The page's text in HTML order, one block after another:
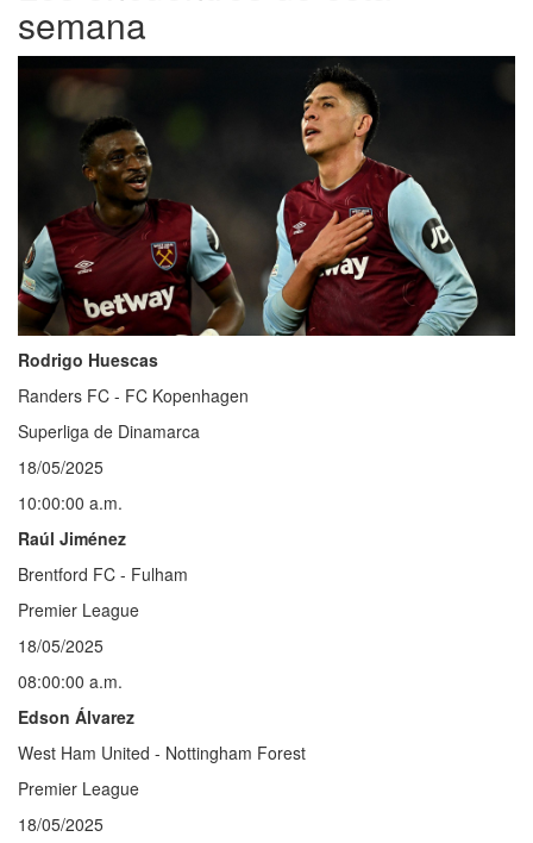
semana
Rodrigo Huescas
Randers FC - FC Kopenhagen
Superliga de Dinamarca
18/05/2025
10:00:00 a.m.
Raúl Jiménez
Brentford FC - Fulham
Premier League
18/05/2025
08:00:00 a.m.
Edson Álvarez
West Ham United - Nottingham Forest
Premier League
18/05/2025